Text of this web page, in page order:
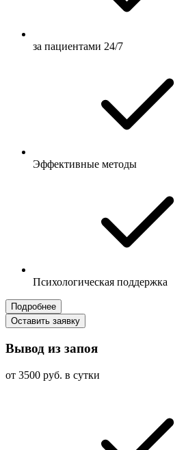
за пациентами 24/7
Эффективные методы
Психологическая поддержка
Подробнее
Оставить заявку
Вывод из запоя
от 3500 руб. в сутки